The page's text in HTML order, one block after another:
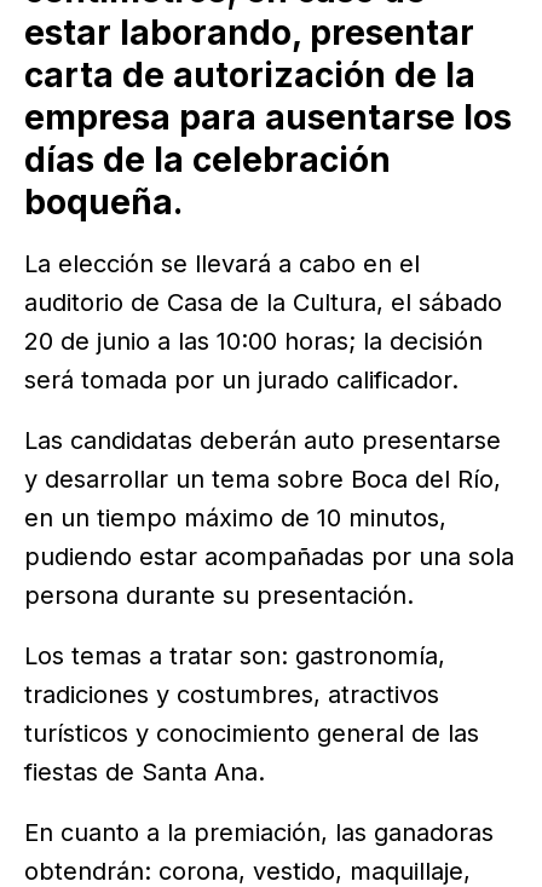
estar laborando, presentar
carta de autorización de la
empresa para ausentarse los
días de la celebración
boqueña.
La elección se llevará a cabo en el
auditorio de Casa de la Cultura, el sábado
20 de junio a las 10:00 horas; la decisión
será tomada por un jurado calificador.
Las candidatas deberán auto presentarse
y desarrollar un tema sobre Boca del Río,
en un tiempo máximo de 10 minutos,
pudiendo estar acompañadas por una sola
persona durante su presentación.
Los temas a tratar son: gastronomía,
tradiciones y costumbres, atractivos
turísticos y conocimiento general de las
fiestas de Santa Ana.
En cuanto a la premiación, las ganadoras
obtendrán: corona, vestido, maquillaje,